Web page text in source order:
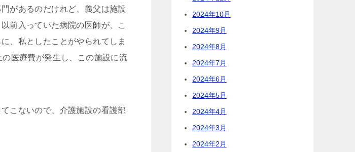
があるのだけれど、義父は施設
前入っていた病院の医師が、こ
、私としたことがやられてしま
医療費が発生し、この施設に流
こないので、介護施設の看護部
2024年10月
2024年9月
2024年8月
2024年7月
2024年6月
2024年5月
2024年4月
2024年3月
2024年2月